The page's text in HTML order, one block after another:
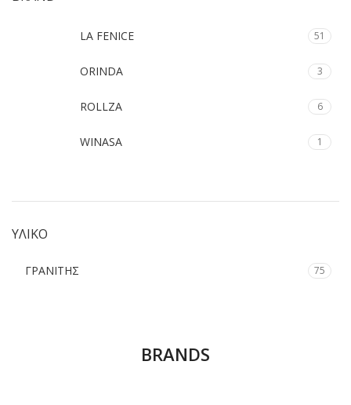
LA FENICE 51
ORINDA 3
ROLLZA 6
WINASA 1
ΥΛΙΚΟ
ΓΡΑΝΙΤΗΣ 75
BRANDS